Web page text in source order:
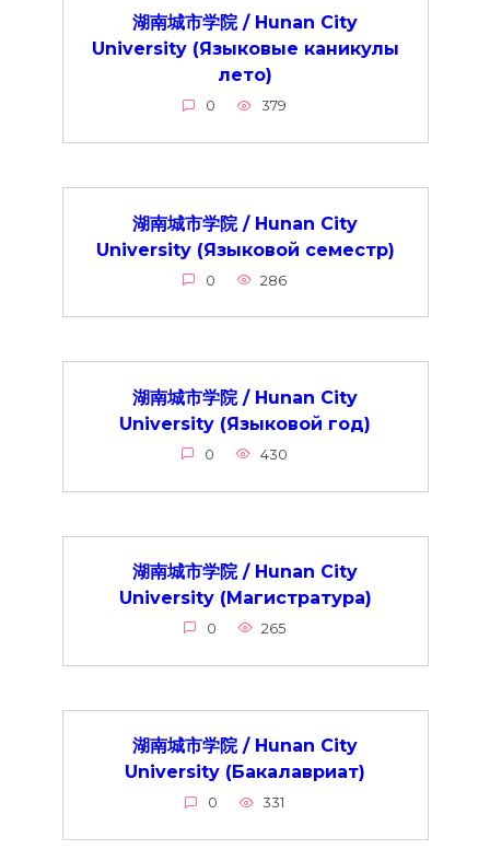
湖南城市学院 / Hunan City
University (Языковые каникулы
лето)
0 379
湖南城市学院 / Hunan City
University (Языковой семестр)
0 286
湖南城市学院 / Hunan City
University (Языковой год)
0 430
湖南城市学院 / Hunan City
University (Магистратура)
0 265
湖南城市学院 / Hunan City
University (Бакалавриат)
0 331